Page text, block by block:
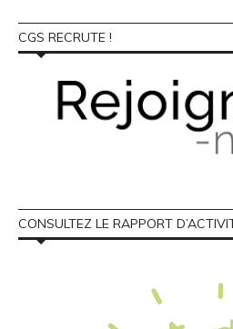
CGS RECRUTE !
CONSULTEZ LE RAPPORT